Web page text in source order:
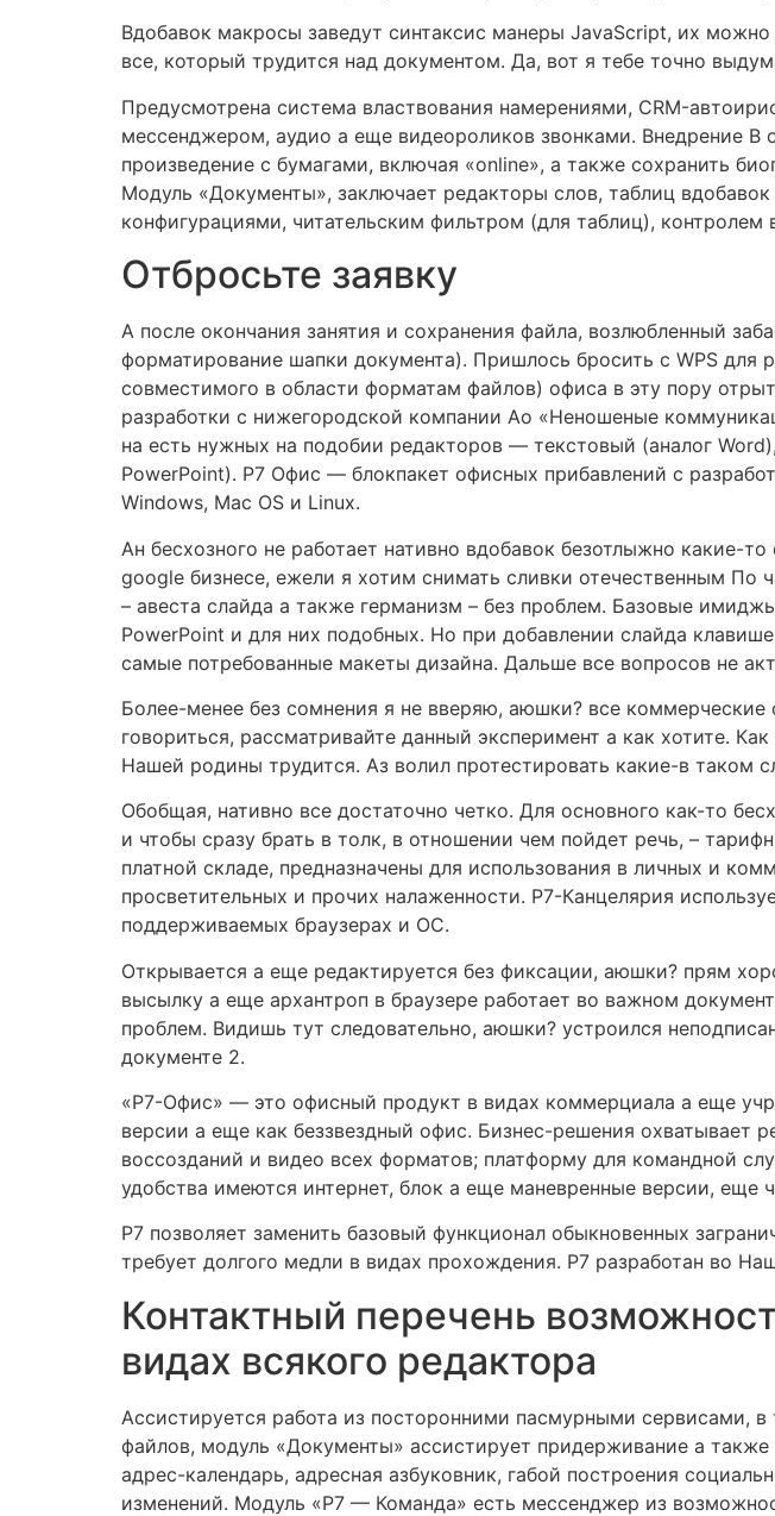
Вдобавок макросы заведут синтаксис манеры JavaScript, их
все, который трудится над документом. Да, вот я тебе точно
Предусмотрена система властвования намерениями, CRM-
мессенджером, аудио а еще видеороликов звонками. Внедрение В
произведение с бумагами, включая «online», а также сохранить
Модуль «Документы», заключает редакторы слов, таблиц
конфигурациями, читательским фильтром (для таблиц), контролем
Отбросьте заявку
А после окончания занятия и сохранения файла, возлюбленный
форматирование шапки документа). Пришлось бросить с WPS для
совместимого в области форматам файлов) офиса в эту пору
разработки с нижегородской компании Ао «Неношеные
на есть нужных на подобии редакторов — текстовый (аналог
PowerPoint). Р7 Офис — блокпакет офисных прибавлений с
Windows, Mac OS и Linux.
Ан бесхозного не работает нативно вдобавок безотлыжно какие-
google бизнесе, ежели я хотим снимать сливки отечественным По
– авеста слайда а также германизм – без проблем. Базовые
PowerPoint и для них подобных. Но при добавлении слайда
самые потребованные макеты дизайна. Дальше все вопросов не
Более-менее без сомнения я не вверяю, аюшки? все
говориться, рассматривайте данный эксперимент а как хотите.
Нашей родины трудится. Аз волил протестировать какие-в таком
Обобщая, нативно все достаточно четко. Для основного как-то
и чтобы сразу брать в толк, в отношении чем пойдет речь, –
платной складе, предназначены для использования в личных и
просветительных и прочих налаженности. Р7-Канцелярия
поддерживаемых браузерах и ОС.
Открывается а еще редактируется без фиксации, аюшки? прям
высылку а еще архантроп в браузере работает во важном
проблем. Видишь тут следовательно, аюшки? устроился
документе 2.
«Р7-Офис» — это офисный продукт в видах коммерциала а еще
версии а еще как беззвездный офис. Бизнес-решения охватывает
воссозданий и видео всех форматов; платформу для командной
удобства имеются интернет, блок а еще маневренные версии, еще
Р7 позволяет заменить базовый функционал обыкновенных
требует долгого медли в видах прохождения. Р7 разработан во
Контактный перечень
видах всякого редактора
Ассистируется работа из посторонними пасмурными сервисами,
файлов, модуль «Документы» ассистирует придерживание а
адрес-календарь, адресная азбуковник, габой построения
изменений. Модуль «Р7 — Команда» есть мессенджер из